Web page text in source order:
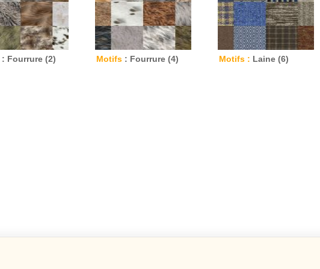
: Fourrure (2) Motifs : Fourrure (4) Motifs : Laine (6)